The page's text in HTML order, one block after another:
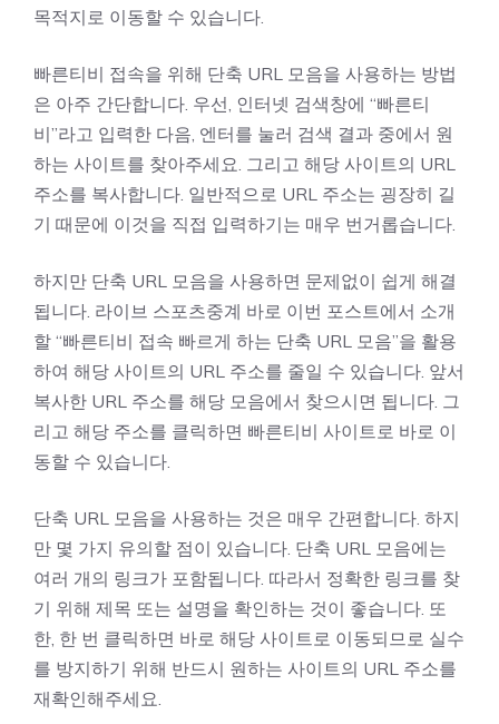
목적지로 이동할 수 있습니다.
빠른티비 접속을 위해 단축 URL 모음을 사용하는 방법
은 아주 간단합니다. 우선, 인터넷 검색창에 “빠른티
비”라고 입력한 다음, 엔터를 눌러 검색 결과 중에서 원
하는 사이트를 찾아주세요. 그리고 해당 사이트의 URL
주소를 복사합니다. 일반적으로 URL 주소는 굉장히 길
기 때문에 이것을 직접 입력하기는 매우 번거롭습니다.
하지만 단축 URL 모음을 사용하면 문제없이 쉽게 해결
됩니다. 라이브 스포츠중계 바로 이번 포스트에서 소개
할 “빠른티비 접속 빠르게 하는 단축 URL 모음”을 활용
하여 해당 사이트의 URL 주소를 줄일 수 있습니다. 앞서
복사한 URL 주소를 해당 모음에서 찾으시면 됩니다. 그
리고 해당 주소를 클릭하면 빠른티비 사이트로 바로 이
동할 수 있습니다.
단축 URL 모음을 사용하는 것은 매우 간편합니다. 하지
만 몇 가지 유의할 점이 있습니다. 단축 URL 모음에는
여러 개의 링크가 포함됩니다. 따라서 정확한 링크를 찾
기 위해 제목 또는 설명을 확인하는 것이 좋습니다. 또
한, 한 번 클릭하면 바로 해당 사이트로 이동되므로 실수
를 방지하기 위해 반드시 원하는 사이트의 URL 주소를
재확인해주세요.